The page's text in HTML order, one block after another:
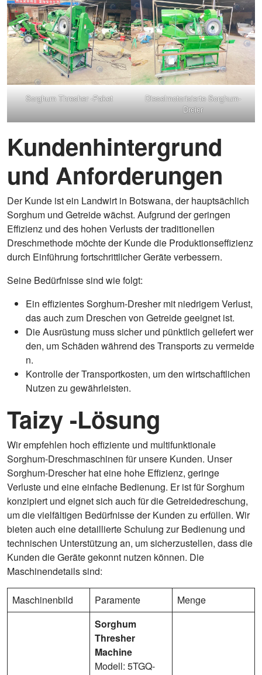
Sorghum Thresher -Paket
Dieselmotorisierte Sorghum-
Dreier
Kundenhintergrund
und Anforderungen
Der Kunde ist ein Landwirt in Botswana, der hauptsächlich
Sorghum und Getreide wächst. Aufgrund der geringen
Effizienz und des hohen Verlusts der traditionellen
Dreschmethode möchte der Kunde die Produktionseffizienz
durch Einführung fortschrittlicher Geräte verbessern.
Seine Bedürfnisse sind wie folgt:
Ein effizientes Sorghum-Dresher mit niedrigem Verlust,
das auch zum Dreschen von Getreide geeignet ist.
Die Ausrüstung muss sicher und pünktlich geliefert wer
den, um Schäden während des Transports zu vermeide
n.
Kontrolle der Transportkosten, um den wirtschaftlichen
Nutzen zu gewährleisten.
Taizy -Lösung
Wir empfehlen hoch effiziente und multifunktionale
Sorghum-Dreschmaschinen für unsere Kunden. Unser
Sorghum-Drescher hat eine hohe Effizienz, geringe
Verluste und eine einfache Bedienung. Er ist für Sorghum
konzipiert und eignet sich auch für die Getreidedreschung,
um die vielfältigen Bedürfnisse der Kunden zu erfüllen. Wir
bieten auch eine detaillierte Schulung zur Bedienung und
technischen Unterstützung an, um sicherzustellen, dass die
Kunden die Geräte gekonnt nutzen können. Die
Maschinendetails sind:
Maschinenbild Paramente
Menge
Sorghum
Thresher
Machine
Modell: 5TGQ-